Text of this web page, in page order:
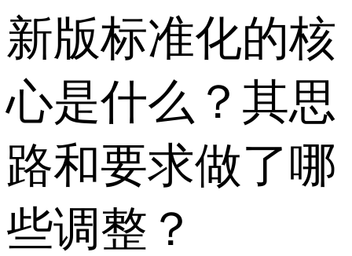
新版标准化的核
心是什么？其思
路和要求做了哪
些调整？